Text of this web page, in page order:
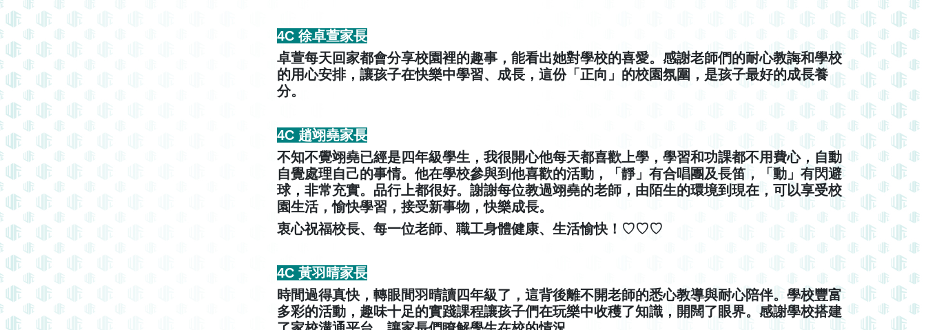
4C 徐卓萱家長
卓萱每天回家都會分享校園裡的趣事，能看出她對學校的喜愛。感謝老師們的耐心教誨和學校
的用心安排，讓孩子在快樂中學習、成長，這份「正向」的校園氛圍，是孩子最好的成長養
分。
4C 趙翊堯家長
不知不覺翊堯已經是四年級學生，我很開心他每天都喜歡上學，學習和功課都不用費心，自動
自覺處理自己的事情。他在學校參與到他喜歡的活動，「靜」有合唱團及長笛，「動」有閃避
球，非常充實。品行上都很好。謝謝每位教過翊堯的老師，由陌生的環境到現在，可以享受校
園生活，愉快學習，接受新事物，快樂成長。
衷心祝福校長、每一位老師、職工身體健康、生活愉快！♡♡♡
4C 黃羽晴家長
時間過得真快，轉眼間羽晴讀四年級了，這背後離不開老師的悉心教導與耐心陪伴。學校豐富
多彩的活動，趣味十足的實踐課程讓孩子們在玩樂中收穫了知識，開闊了眼界。感謝學校搭建